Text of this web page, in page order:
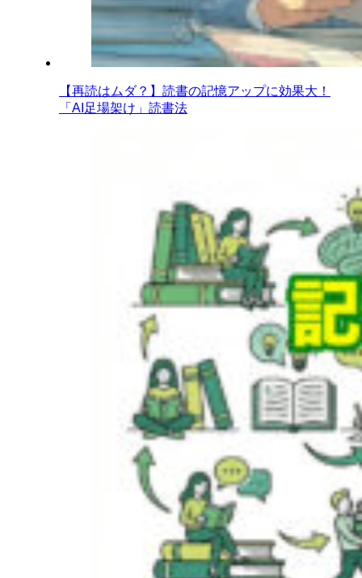
【再読はムダ？】読書の記憶アップに効果大！
「AI足場架け」読書法